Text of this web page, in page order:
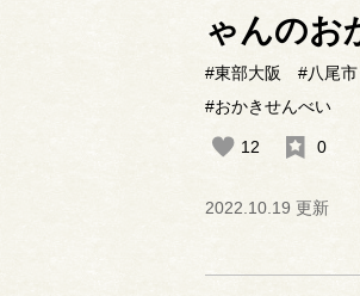
ゃんのお
#東部大阪 #八尾市
#おかきせんべい
12 0
2022.10.19 更新